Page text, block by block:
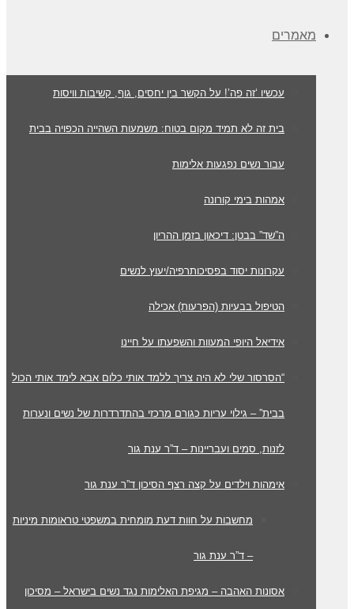
מאמרים
עכשיו ‘זה פה’! על הקשר בין יחסים, גוף, קשיבות וויסות
בית זה לא תמיד מקום בטוח: משמעות השהייה הכפויה בבית
עבור נשים נפגעות אלימות
אמהות בימי קורונה
ה”שד” בבטן: דיכאון בזמן ההריון
עקרונות יסוד בפסיכותרפיה/יעוץ לנשים
הטיפול בבעיות (הפרעות) אכילה
אידיאל היופי המעוות והשפעתו על חיינו
“הסרסור שלי לא היה צריך ללמד אותי כלום אבא לימד אותי הכול
בבית” – גילוי עריות כגורם מרכזי בהתדרדרות של נשים ונערות
לזנות, סמים ועבריינות – ד”ר ענת גור
אימהות וילדים על קצה רצף הסיכון ד”ר ענת גור
מחשבות על חוות דעת מומחית במשפטי טראומות מיניות
– ד”ר ענת גור
אסונות האהבה – מגיפת האלימות נגד נשים בישראל – מסיכון